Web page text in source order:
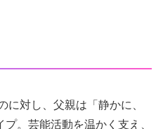
に対し、父親は「静かに、
。芸能活動を温かく支え、